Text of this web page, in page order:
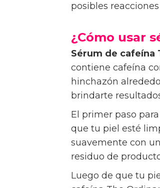
posibles
¿Cómo usar
Sérum de cafeína
contiene cafeína
hinchazón
brindarte
El primer paso
que tu piel esté
suavemente con
residuo de
Luego de que tu